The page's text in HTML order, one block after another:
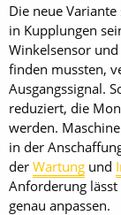
Die neue
in Kupplungen
Winkelsensor
finden mussten,
Ausgangssignal.
reduziert, die
werden.
in der
der Wartung und
Anforderung
genau anpassen.